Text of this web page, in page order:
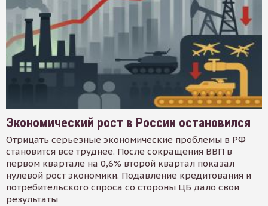
Экономический рост в России остановился
Отрицать серьезные экономические проблемы в РФ
становится все труднее. После сокращения ВВП в
первом квартале на 0,6% второй квартал показал
нулевой рост экономики. Подавление кредитования и
потребительского спроса со стороны ЦБ дало свои
результаты